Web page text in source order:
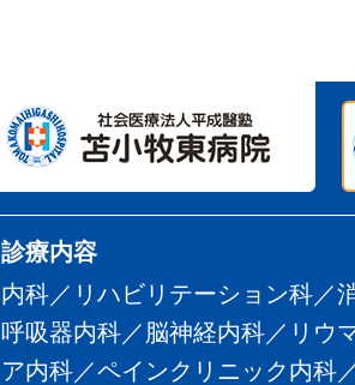
診療内容
内科／リハビリテーション科／
呼吸器内科／脳神経内科／リウ
ア内科／ペインクリニック内科